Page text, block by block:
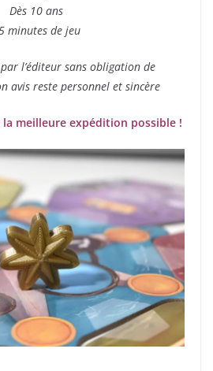
Dès 10 ans
minutes de jeu
l’éditeur sans obligation de
avis reste personnel et sincère
la meilleure expédition possible !